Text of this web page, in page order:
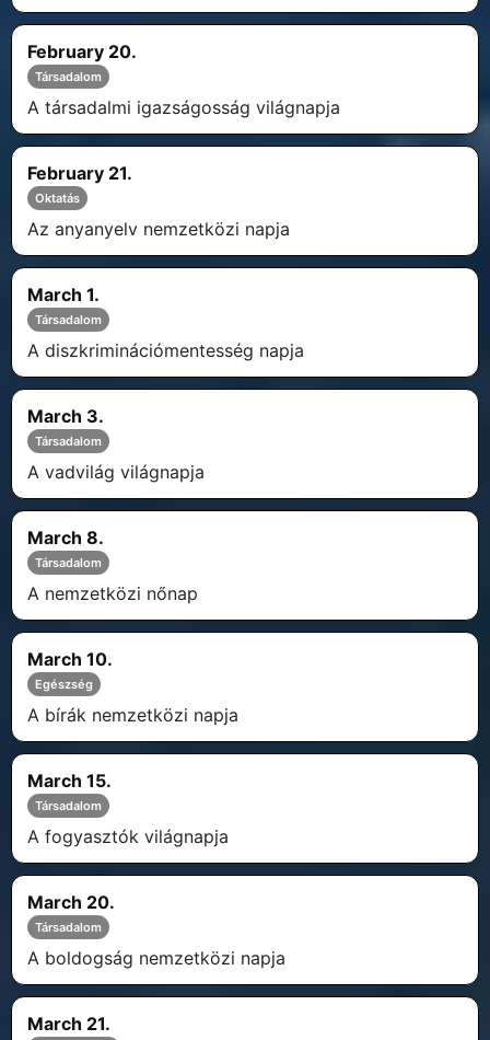
February 20.
Társadalom
A társadalmi igazságosság világnapja
February 21.
Oktatás
Az anyanyelv nemzetközi napja
March 1.
Társadalom
A diszkriminációmentesség napja
March 3.
Társadalom
A vadvilág világnapja
March 8.
Társadalom
A nemzetközi nőnap
March 10.
Egészség
A bírák nemzetközi napja
March 15.
Társadalom
A fogyasztók világnapja
March 20.
Társadalom
A boldogság nemzetközi napja
March 21.